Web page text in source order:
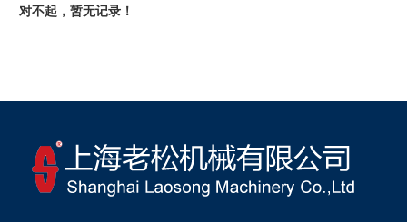
对不起，暂无记录！